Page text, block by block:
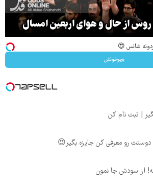
روس از حال و هوای اربعین امسال
بچرخونش
از سودش جا نمون